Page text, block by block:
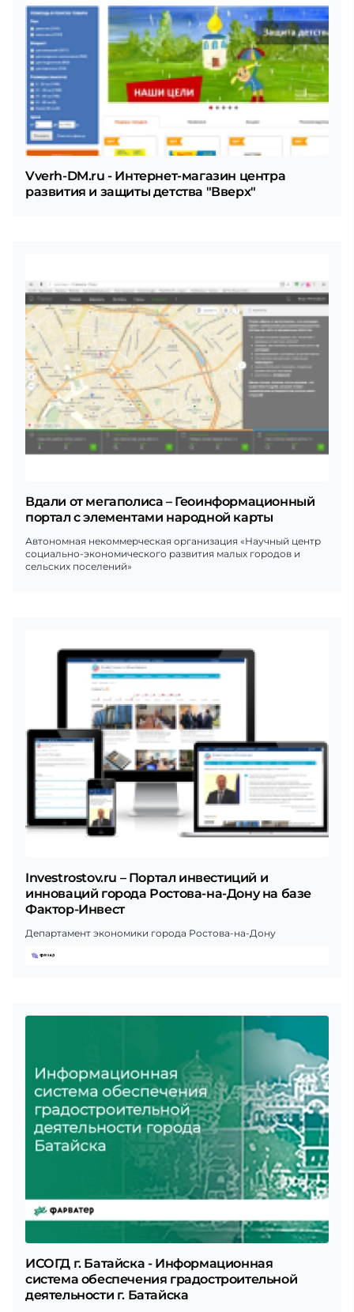
Vverh-DM.ru - Интернет-магазин центра
развития и защиты детства "Вверх"
Вдали от мегаполиса – Геоинформационный
портал с элементами народной карты
Автономная некоммерческая организация «Научный центр
социально-экономического развития малых городов и
сельских поселений»
Investrostov.ru – Портал инвестиций и
инноваций города Ростова-на-Дону на базе
Фактор-Инвест
Департамент экономики города Ростова-на-Дону
ИСОГД г. Батайска - Информационная
система обеспечения градостроительной
деятельности г. Батайска